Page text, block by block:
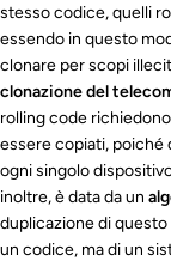
stesso codice, quelli
essendo in questo
clonare per scopi
clonazione del
rolling code
essere copiati, poiché
ogni singolo
inoltre, è data da un
duplicazione di
un codice, ma di un